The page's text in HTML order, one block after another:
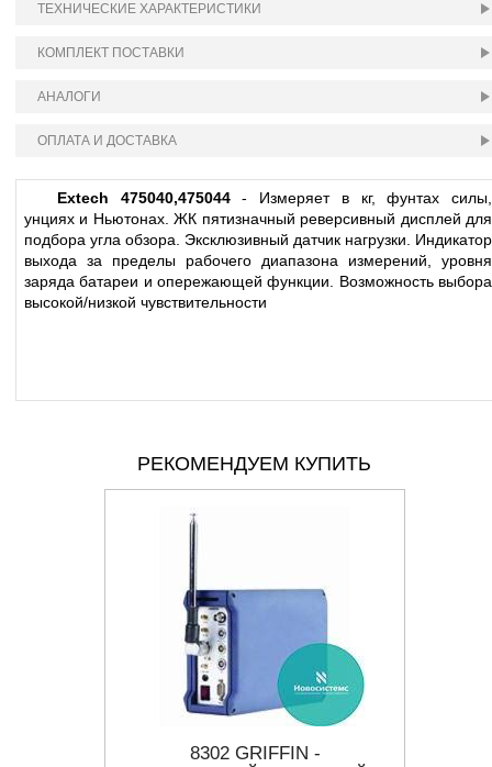
ТЕХНИЧЕСКИЕ ХАРАКТЕРИСТИКИ
КОМПЛЕКТ ПОСТАВКИ
АНАЛОГИ
ОПЛАТА И ДОСТАВКА
Extech 475040,475044- Измеряет в кг, фунтах силы,
унциях и Ньютонах. ЖК пятизначный реверсивный дисплей для
подбора угла обзора. Эксклюзивный датчик нагрузки. Индикатор
выхода за пределы рабочего диапазона измерений, уровня
заряда батареи и опережающей функции. Возможность выбора
высокой/низкой чувствительности
РЕКОМЕНДУЕМ КУПИТЬ
8302 GRIFFIN -